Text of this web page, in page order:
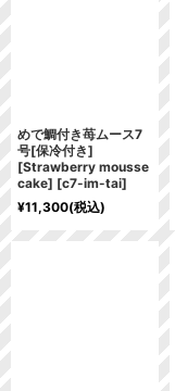
めで鯛付き苺ムース7
号[保冷付き]
[Strawberry mousse
cake] [c7-im-tai]
¥11,300(税込)